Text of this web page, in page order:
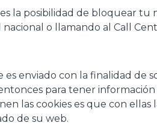
la posibilidad de bloquear
o llamando al Call
enviado con la finalidad de
para tener
las cookies es que con
de su web.